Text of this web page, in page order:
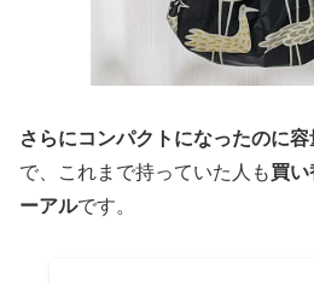
さらにコンパクトになったのに
で、これまで持っていた人も買い
ーアルです。